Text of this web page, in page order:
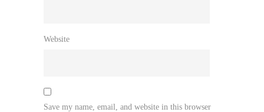
Website
Save my name, email, and website in this browser